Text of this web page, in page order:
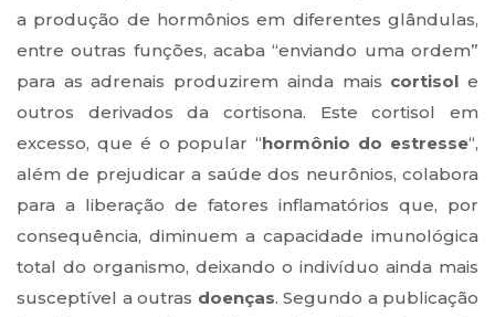
a produção de hormônios em diferentes glândulas,
entre outras funções, acaba “enviando uma ordem”
para as adrenais produzirem ainda mais cortisol e
outros derivados da cortisona. Este cortisol em
excesso, que é o popular “hormônio do estresse“,
além de prejudicar a saúde dos neurônios, colabora
para a liberação de fatores inflamatórios que, por
consequência, diminuem a capacidade imunológica
total do organismo, deixando o indivíduo ainda mais
susceptível a outras doenças. Segundo a publicação